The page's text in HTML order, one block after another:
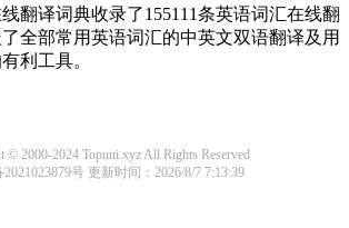
翻译词典收录了155111条英语词汇在线翻
全部常用英语词汇的中英文双语翻译及用
利工具。
© 2000-2024 Topuni.xyz All Rights Reserved
号更新时间：2026/8/7 7:13:39